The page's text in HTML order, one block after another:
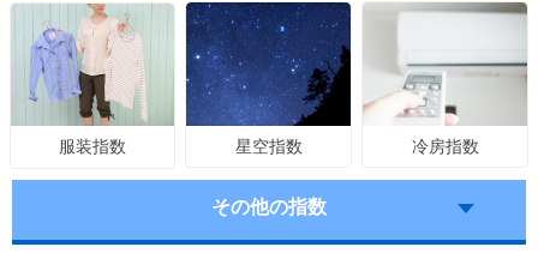
服装指数 星空指数 冷房指数
その他の指数